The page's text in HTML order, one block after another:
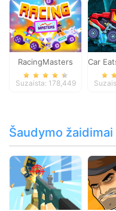
RacingMasters
Suzaista: 178,449
Car
Šaudymo žaidimai